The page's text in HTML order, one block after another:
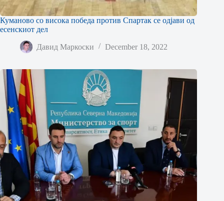
Куманово со висока победа против Спартак се одјави од
есенскиот дел
Давид Маркоски December 18, 2022